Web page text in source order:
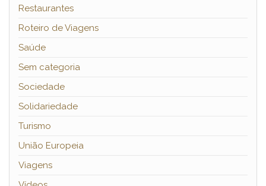
Restaurantes
Roteiro de Viagens
Saúde
Sem categoria
Sociedade
Solidariedade
Turismo
União Europeia
Viagens